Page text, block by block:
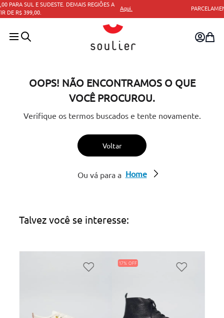
Aqui. PARCELAMENTO EM ATÉ 10X SEM JUROS.
OOPS! NÃO ENCONTRAMOS O QUE
VOCÊ PROCUROU.
Verifique os termos buscados e tente novamente.
Voltar
Ou vá para a Home
Talvez você se interesse:
17%